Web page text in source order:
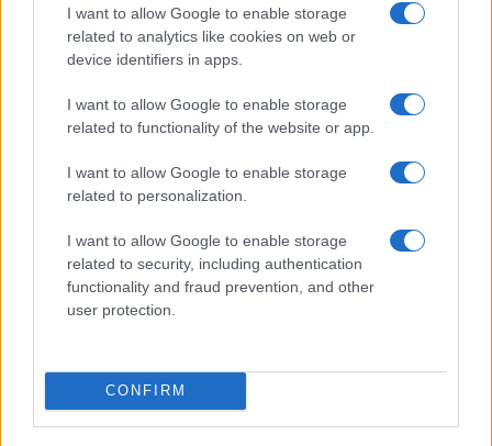
I want to allow Google to enable storage
related to analytics like cookies on web or
device identifiers in apps.
I want to allow Google to enable storage
related to functionality of the website or app.
I want to allow Google to enable storage
related to personalization.
I want to allow Google to enable storage
related to security, including authentication
functionality and fraud prevention, and other
user protection.
CONFIRM
προμηθευτούν την έκδοση θα τη διαβάσουν
κιόλας.
Γι’ αυτό μια λύση θα είναι εκτός από έντυπη
έκδοση να βγει και σε audiobook.
Γνώμη μας είναι πως πρέπει να σκεφτούν και
αυτή την επιλογή…